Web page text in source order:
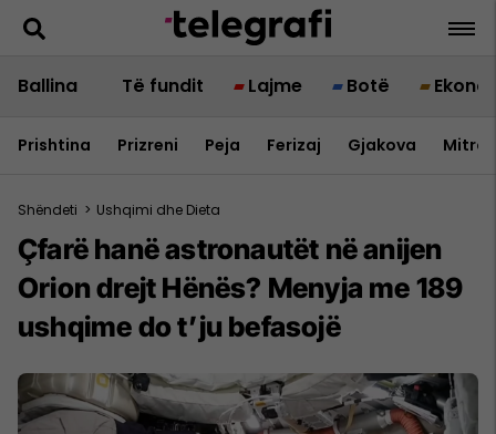
Ballina Të fundit Lajme Botë
Prishtina Prizreni Peja Ferizaj Gjakova
Shëndeti > Ushqimi dhe Dieta
Çfarë hanë astronautët në anijen
Orion drejt Hënës? Menyja me 189
ushqime do t’ju befasojë